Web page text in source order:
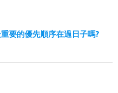
要的優先順序在過日子嗎?